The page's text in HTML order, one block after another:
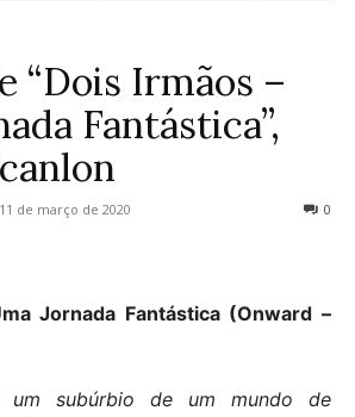
“Dois Irmãos –
Fantástica”,
11 de março de 2020 0
Jornada Fantástica (Onward –
um subúrbio de um mundo de